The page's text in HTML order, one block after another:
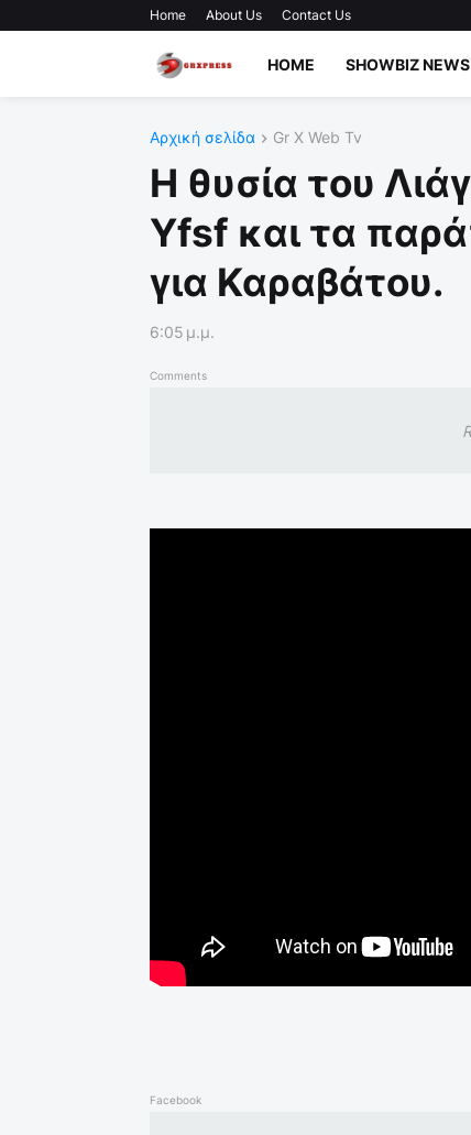
Home About Us Contact Us
HOME SHOWBIZ NEWS
Αρχική σελίδα Gr X Web Tv
Η θυσία του
Yfsf και τα
για Καραβάτου.
6:05 μ.μ.
Comments
Facebook